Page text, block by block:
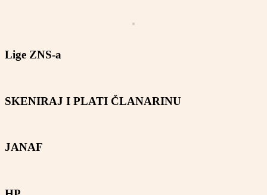
Lige ZNS-a
SKENIRAJ I PLATI ČLANARINU
JANAF